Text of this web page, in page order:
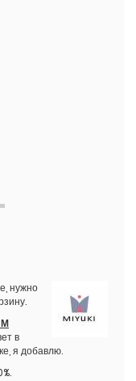
нужно
в
я добавлю.